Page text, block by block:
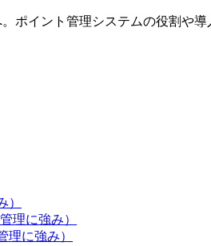
ポイント管理システムの役割や
）
理に強み）
に強み）